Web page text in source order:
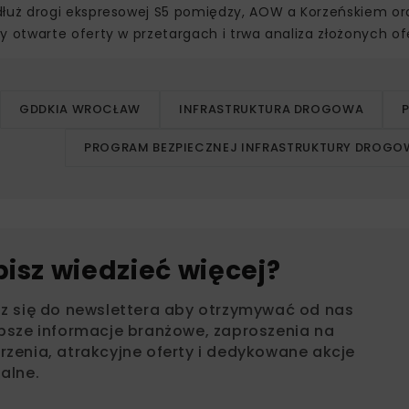
drogi ekspresowej S5 pomiędzy, AOW a Korzeńskiem
otwarte oferty w przetargach i trwa analiza złożonych
GDDKIA WROCŁAW INFRASTRUKTURA DROGOWA
PROGRAM BEZPIECZNEJ INFRASTRUKTURY
wiedzieć więcej?
się do newslettera aby otrzymywać od nas
informacje branżowe, zaproszenia na
atrakcyjne oferty i dedykowane akcje